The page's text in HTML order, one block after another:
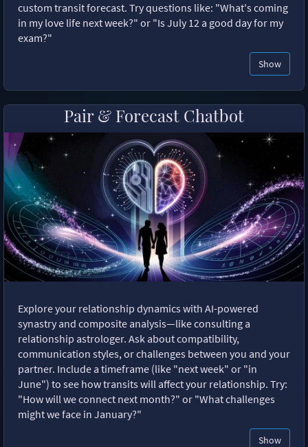
custom transit forecast. Try questions like: "What's coming
in my love life next week?" or "Is July 12 a good day for my
exam?"
Show
Pair & Forecast Chatbot
Explore your relationship dynamics with AI-powered
synastry and composite analysis—like consulting a
relationship astrologer. Ask about compatibility,
communication styles, or challenges between you and your
partner. Include a timeframe (like "next week" or "in
June") to see how transits will affect your relationship. Try:
"How will we connect next month?" or "What challenges
might we face in January?"
Show